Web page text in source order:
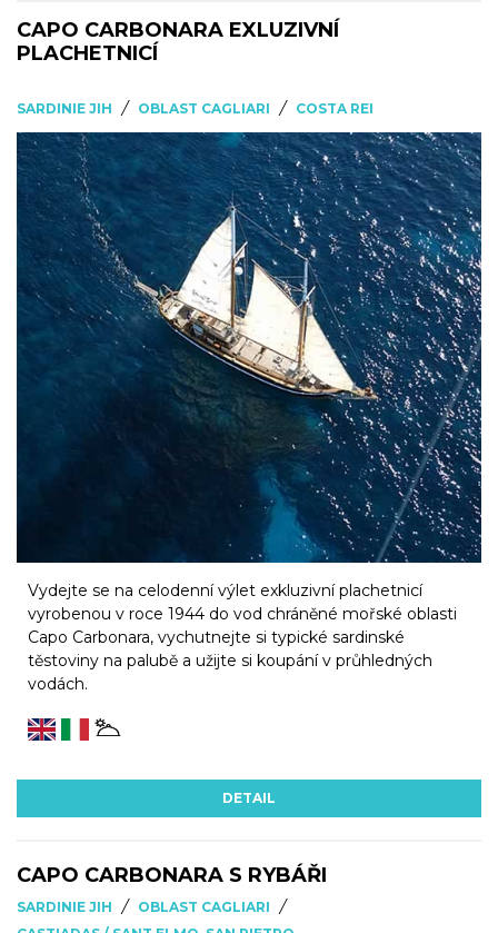
CAPO CARBONARA EXLUZIVNÍ
PLACHETNICÍ
SARDINIE JIH / OBLAST CAGLIARI / COSTA REI
Vydejte se na celodenní výlet exkluzivní plachetnicí
vyrobenou v roce 1944 do vod chráněné mořské oblasti
Capo Carbonara, vychutnejte si typické sardinské
těstoviny na palubě a užijte si koupání v průhledných
vodách.
DETAIL
CAPO CARBONARA S RYBÁŘI
SARDINIE JIH / OBLAST CAGLIARI /